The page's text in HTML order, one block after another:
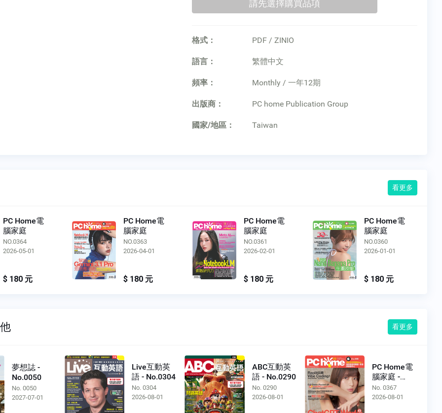
格式： PDF / ZINIO
語言： 繁體中文
頻率： Monthly / 一年12期
出版商： PC home Publication Group
國家/地區： Taiwan
看更多
PC Home電
腦家庭
NO.0364
2026-05-01
$ 180 元
PC Home電
腦家庭
NO.0363
2026-04-01
$ 180 元
PC Home電
腦家庭
NO.0361
2026-02-01
$ 180 元
PC Home電
腦家庭
NO.0360
2026-01-01
$ 180 元
看更多
夢想誌 -
No.0050
No. 0050
2027-07-01
Live互動英
語 - No.0304
No. 0304
2026-08-01
ABC互動英
語 - No.0290
No. 0290
2026-08-01
PC Home電
腦家庭 -
No.0367
No. 0367
2026-08-01